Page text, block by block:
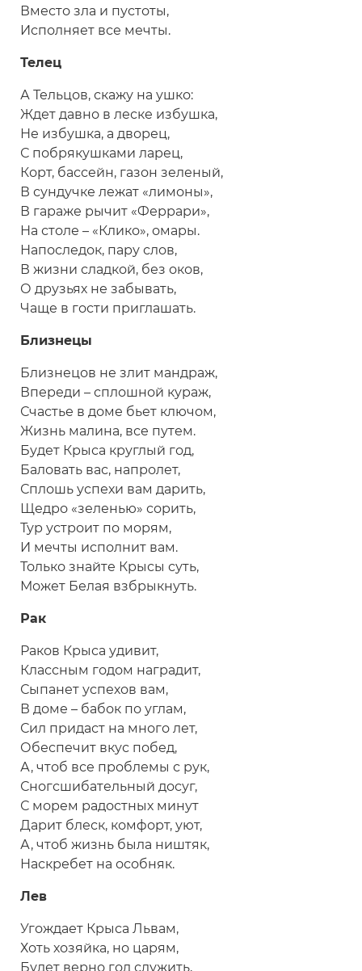
Вместо зла и пустоты,
Исполняет все мечты.
Телец
А Тельцов, скажу на ушко:
Ждет давно в леске избушка,
Не избушка, а дворец,
С побрякушками ларец,
Корт, бассейн, газон зеленый,
В сундучке лежат «лимоны»,
В гараже рычит «Феррари»,
На столе – «Клико», омары.
Напоследок, пару слов,
В жизни сладкой, без оков,
О друзьях не забывать,
Чаще в гости приглашать.
Близнецы
Близнецов не злит мандраж,
Впереди – сплошной кураж,
Счастье в доме бьет ключом,
Жизнь малина, все путем.
Будет Крыса круглый год,
Баловать вас, напролет,
Сплошь успехи вам дарить,
Щедро «зеленью» сорить,
Тур устроит по морям,
И мечты исполнит вам.
Только знайте Крысы суть,
Может Белая взбрыкнуть.
Рак
Раков Крыса удивит,
Классным годом наградит,
Сыпанет успехов вам,
В доме – бабок по углам,
Сил придаст на много лет,
Обеспечит вкус побед,
А, чтоб все проблемы с рук,
Сногсшибательный досуг,
С морем радостных минут
Дарит блеск, комфорт, уют,
А, чтоб жизнь была ништяк,
Наскребет на особняк.
Лев
Угождает Крыса Львам,
Хоть хозяйка, но царям,
Будет верно год служить,